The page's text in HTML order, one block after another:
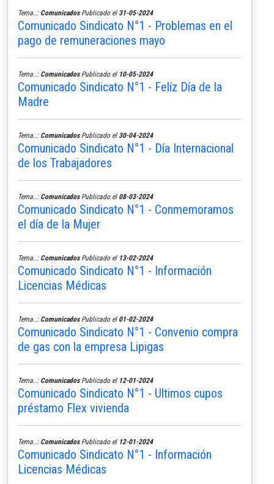
Tema..: ComunicadosPublicado el 31-05-2024
Comunicado Sindicato N°1 - Problemas en el
pago de remuneraciones mayo
Tema..: ComunicadosPublicado el 10-05-2024
Comunicado Sindicato N°1 - Felíz Día de la
Madre
Tema..: ComunicadosPublicado el 30-04-2024
Comunicado Sindicato N°1 - Día Internacional
de los Trabajadores
Tema..: ComunicadosPublicado el 08-03-2024
Comunicado Sindicato N°1 - Conmemoramos
el día de la Mujer
Tema..: ComunicadosPublicado el 13-02-2024
Comunicado Sindicato N°1 - Información
Licencias Médicas
Tema..: ComunicadosPublicado el 01-02-2024
Comunicado Sindicato N°1 - Convenio compra
de gas con la empresa Lipigas
Tema..: ComunicadosPublicado el 12-01-2024
Comunicado Sindicato N°1 - Ultimos cupos
préstamo Flex vivienda
Tema..: ComunicadosPublicado el 12-01-2024
Comunicado Sindicato N°1 - Información
Licencias Médicas